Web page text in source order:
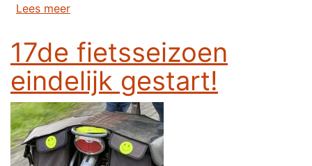
Lees meerover Wedstrijd fietszoektocht start op
17de fietsseizoen
eindelijk gestart!